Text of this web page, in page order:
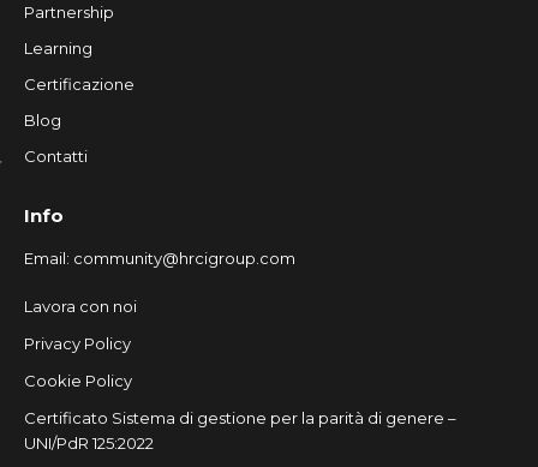
Partnership
Learning
Certificazione
Blog
Contatti
Info
Email: community@hrcigroup.com
Lavora con noi
Privacy Policy
Cookie Policy
Certificato Sistema di gestione per la parità di genere –
UNI/PdR 125:2022